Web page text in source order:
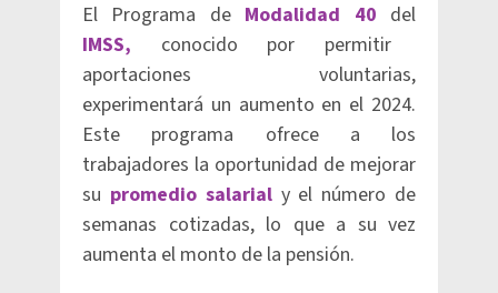
El Programa deModalidad 40 del
IMSS, conocido por permitir
aportaciones voluntarias,
experimentará un aumento en el 2024.
Este programa ofrece a los
trabajadores la oportunidad de mejorar
su promedio salarialy el número de
semanas cotizadas, lo que a su vez
aumenta el monto de la pensión.